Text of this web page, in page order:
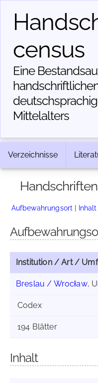
census
Eine
Mittelalters
Verzeichnisse
Aufbewahrungsort | Inhalt
Institution / Art /
Breslau / Wrocław,
Codex
194 Blätter
Inhalt